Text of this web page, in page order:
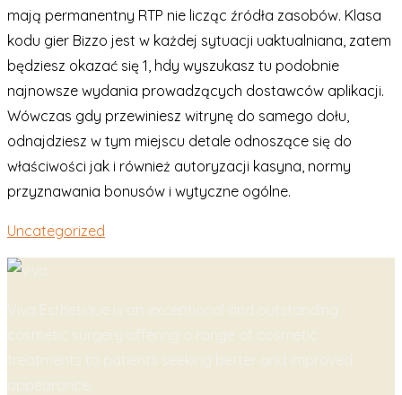
mają permanentny RTP nie licząc źródła zasobów. Klasa
kodu gier Bizzo jest w każdej sytuacji uaktualniana, zatem
będziesz okazać się 1, hdy wyszukasz tu podobnie
najnowsze wydania prowadzących dostawców aplikacji.
Wówczas gdy przewiniesz witrynę do samego dołu,
odnajdziesz w tym miejscu detale odnoszące się do
właściwości jak i również autoryzacji kasyna, normy
przyznawania bonusów i wytyczne ogólne.
Uncategorized
Viva Esthetique is an exceptional and outstanding
cosmetic surgery offering a range of cosmetic
treatments to patients seeking better and improved
appearance.